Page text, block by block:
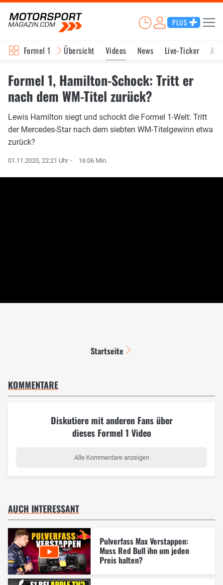
PLUS
Formel 1 Übersicht Videos News Live-Ticker
Formel 1, Hamilton-Schock: Tritt er
nach dem WM-Titel zurück?
Lewis Hamilton siegt und schockt die Formel 1-Welt: Tritt
der Mercedes-Star nach dem siebten WM-Titelgewinn etwa
zurück?
01.11.2020, 22:21 Uhr 16:06 Min.
Startseite
KOMMENTARE
Diskutiere mit anderen Fans über
dieses Formel 1 Video
Alle Kommentare anzeigen
AUCH INTERESSANT
Pulverfass Max Verstappen:
Muss Red Bull ihn um jeden
Preis halten?